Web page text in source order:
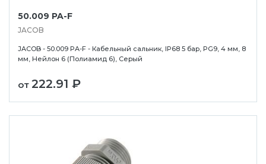
50.009 PA-F
JACOB
JACOB - 50.009 PA-F - Кабельный сальник, IP68 5 бар, PG9, 4 мм, 8
мм, Нейлон 6 (Полиамид 6), Серый
от 222.91 ₽